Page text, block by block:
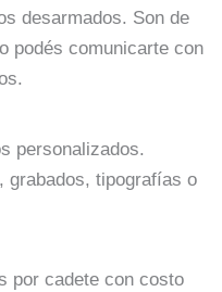
desarmados. Son de
podés comunicarte con
personalizados.
grabados, tipografías o
por cadete con costo